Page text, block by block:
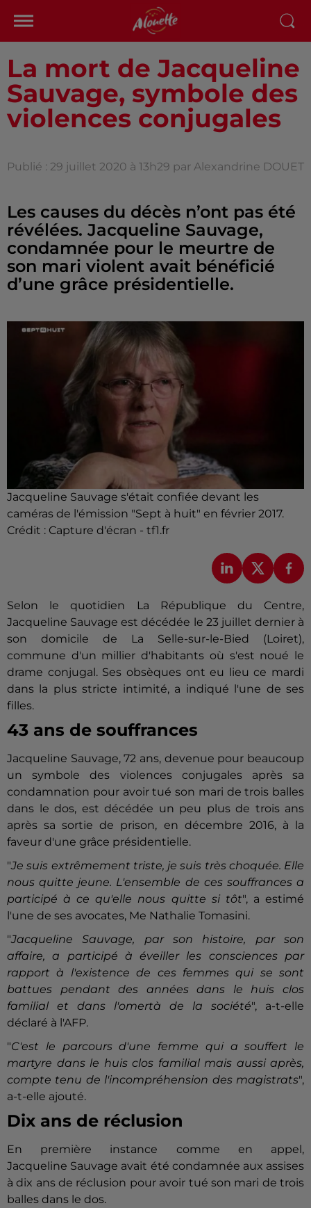
La mort de Jacqueline
Sauvage, symbole des
violences conjugales
Publié : 29 juillet 2020 à 13h29 par Alexandrine DOUET
Les causes du décès n’ont pas été
révélées. Jacqueline Sauvage,
condamnée pour le meurtre de
son mari violent avait bénéficié
d’une grâce présidentielle.
Jacqueline Sauvage s'était confiée devant les
caméras de l'émission "Sept à huit" en février 2017.
Crédit : Capture d'écran - tf1.fr
Selon le quotidien La République du Centre,
Jacqueline Sauvage est décédée le 23 juillet dernier à
son domicile de La Selle-sur-le-Bied (Loiret),
commune d'un millier d'habitants où s'est noué le
drame conjugal. Ses obsèques ont eu lieu ce mardi
dans la plus stricte intimité, a indiqué l'une de ses
filles.
43 ans de souffrances
Jacqueline Sauvage, 72 ans, devenue pour beaucoup
un symbole des violences conjugales après sa
condamnation pour avoir tué son mari de trois balles
dans le dos, est décédée un peu plus de trois ans
après sa sortie de prison, en décembre 2016, à la
faveur d'une grâce présidentielle.
"Je suis extrêmement triste, je suis très choquée. Elle
nous quitte jeune. L'ensemble de ces souffrances a
participé à ce qu'elle nous quitte si tôt", a estimé
l'une de ses avocates, Me Nathalie Tomasini.
"Jacqueline Sauvage, par son histoire, par son
affaire, a participé à éveiller les consciences par
rapport à l'existence de ces femmes qui se sont
battues pendant des années dans le huis clos
familial et dans l'omertà de la société", a-t-elle
déclaré à l'AFP.
"C'est le parcours d'une femme qui a souffert le
martyre dans le huis clos familial mais aussi après,
compte tenu de l'incompréhension des magistrats",
a-t-elle ajouté.
Dix ans de réclusion
En première instance comme en appel,
Jacqueline Sauvage avait été condamnée aux assises
à dix ans de réclusion pour avoir tué son mari de trois
balles dans le dos.